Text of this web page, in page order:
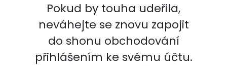
Pokud by touha udeřila,
neváhejte se znovu zapojit
do shonu obchodování
přihlášením ke svému účtu.